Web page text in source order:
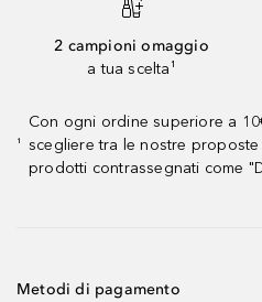
2 campioni omaggio
a tua scelta¹
¹
Con ogni ordine superiore a
scegliere tra le nostre
prodotti contrassegnati come
Metodi di pagamento